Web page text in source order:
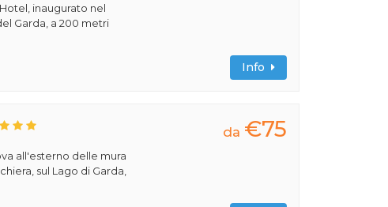
inaugurato nel
Garda, a 200 metri
Info
all'esterno delle mura
sul Lago di Garda,
da €75